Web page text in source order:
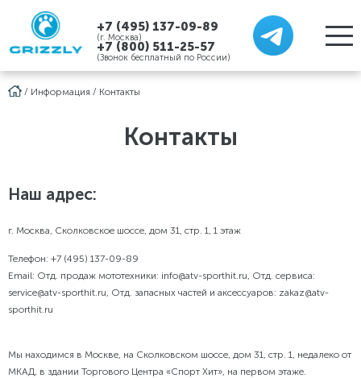
+7 (495) 137-09-89
(г. Москва)
+7 (800) 511-25-57
(Звонок бесплатный по России)
/ Информация / Контакты
Контакты
Наш адрес:
г. Москва, Сколковское шоссе, дом 31, стр. 1, 1 этаж
Телефон: +7 (495) 137-09-89
Email: Отд. продаж мототехники: info@atv-sporthit.ru, Отд. сервиса:
service@atv-sporthit.ru, Отд. запасных частей и аксессуаров: zakaz@atv-
sporthit.ru
Мы находимся в Москве, на Сколковском шоссе, дом 31, стр. 1, недалеко от
МКАД, в здании Торгового Центра «Спорт Хит», на первом этаже.